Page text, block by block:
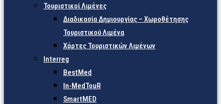
Τουριστικοί Λιμένες
Διαδικασία Δημιουργίας – Χωροθέτησης
Τουριστικού Λιμένα
Χάρτες Τουριστικών Λιμένων
Interreg
BestMed
In-MedTouR
SmartMED